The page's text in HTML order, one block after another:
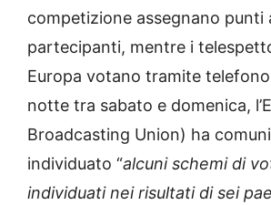
competizione assegnano punti
partecipanti, mentre i
Europa votano tramite
notte tra sabato e domenica,
Broadcasting Union) ha
individuato “alcuni schemi di
individuati nei risultati di sei